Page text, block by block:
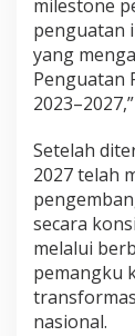
milestone
penguatan
yang
Penguatan
Setelah
2027 telah
secara
melalui
pemangku
nasional.